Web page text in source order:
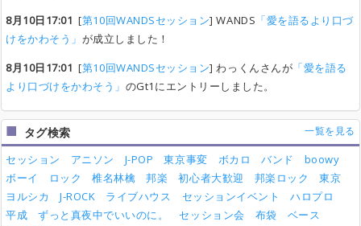
8月10日17:01 [第10回WANDSセッション] WANDS 「愛を語るより口づ
けをかわそう」 が成立しました！
8月10日17:01 [第10回WANDSセッション] わっくんさんが 「愛を語る
より口づけをかわそう」 のGt1にエントリーしました。
タグ検索 一覧を見る
セッション アニソン J-POP 東京事変 ボカロ バンド
boowy
ボーイ
ロック 椎名林檎 邦楽 初心者大歓迎 邦楽ロック
東京
ヨルシカ
J-ROCK ライブハウス セッションイベント
ハロプロ
平成
ずっと真夜中でいいのに。 セッション会 布袋
ベース